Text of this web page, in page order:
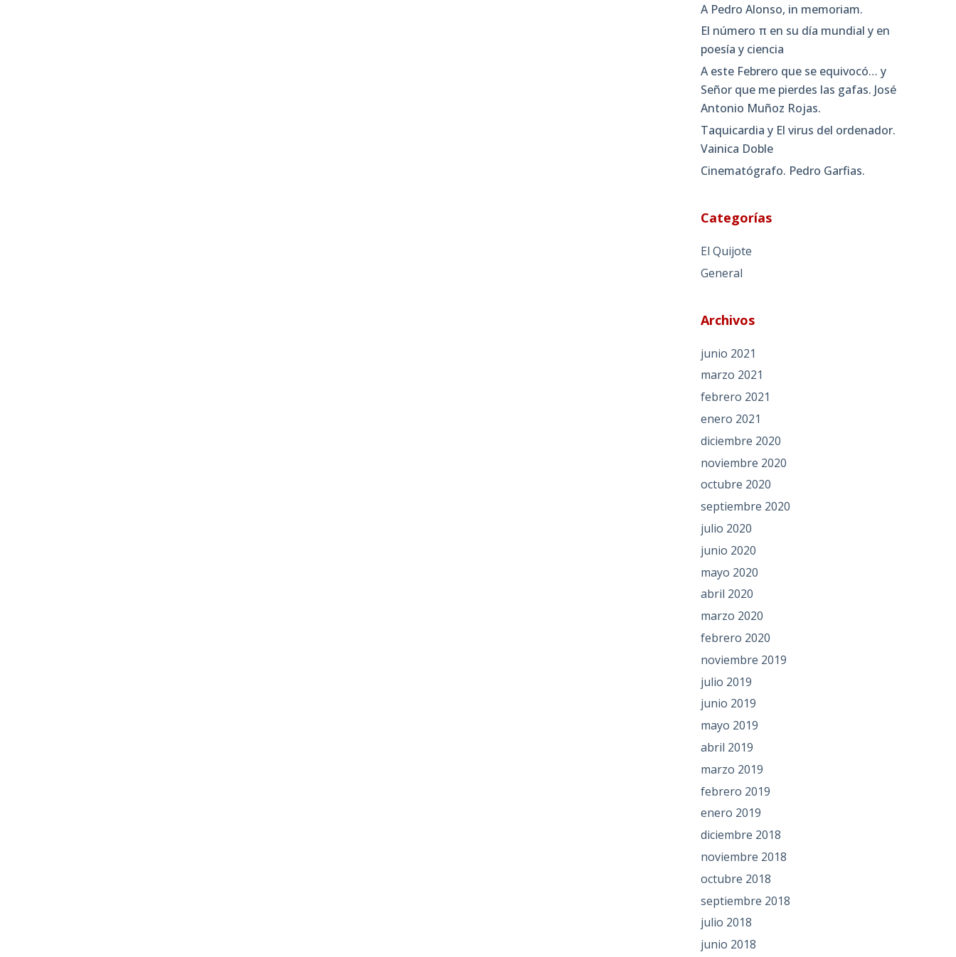
A Pedro Alonso, in memoriam.
El número π en su día mundial y en
poesía y ciencia
A este Febrero que se equivocó… y
Señor que me pierdes las gafas. José
Antonio Muñoz Rojas.
Taquicardia y El virus del ordenador.
Vainica Doble
Cinematógrafo. Pedro Garfias.
Categorías
El Quijote
General
Archivos
junio 2021
marzo 2021
febrero 2021
enero 2021
diciembre 2020
noviembre 2020
octubre 2020
septiembre 2020
julio 2020
junio 2020
mayo 2020
abril 2020
marzo 2020
febrero 2020
noviembre 2019
julio 2019
junio 2019
mayo 2019
abril 2019
marzo 2019
febrero 2019
enero 2019
diciembre 2018
noviembre 2018
octubre 2018
septiembre 2018
julio 2018
junio 2018